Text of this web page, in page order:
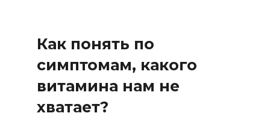
Как понять по
симптомам, какого
витамина нам не
хватает?